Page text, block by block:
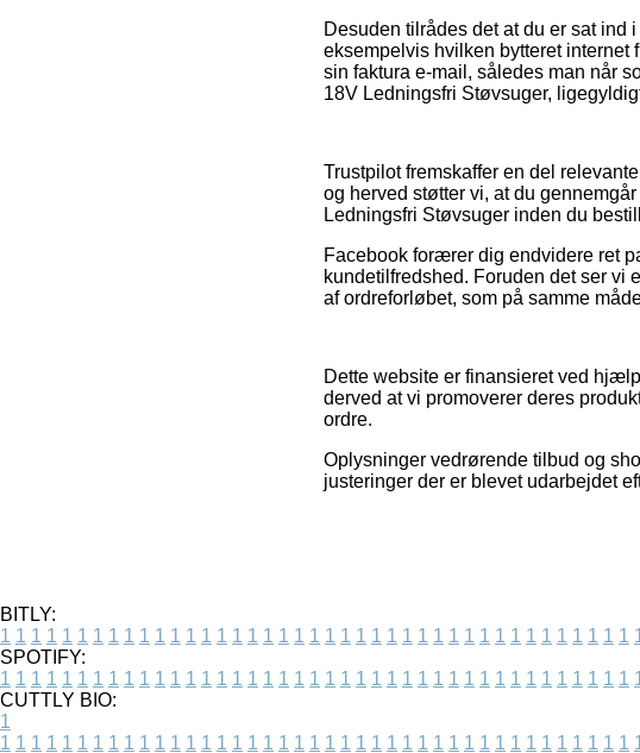
Desuden tilrådes det at du er sat ind
eksempelvis hvilken bytteret internet
sin faktura e-mail, således man når
18V Ledningsfri Støvsuger,
Trustpilot fremskaffer en del
og herved støtter vi, at du
Ledningsfri Støvsuger inden du
Facebook forærer dig endvidere ret
kundetilfredshed. Foruden det ser vi
af ordreforløbet, som på samme
Dette website er finansieret ved
derved at vi promoverer deres
ordre.
Oplysninger vedrørende tilbud og
justeringer der er blevet udarbejdet
BITLY:
1 1 1 1 1 1 1 1 1 1 1 1 1 1 1 1 1 1 1 1 1 1 1 1 1 1 1 1 1 1 1 1 1 1 1 1 1 1 1 1 1
SPOTIFY:
1 1 1 1 1 1 1 1 1 1 1 1 1 1 1 1 1 1 1 1 1 1 1 1 1 1 1 1 1 1 1 1 1 1 1 1 1 1 1 1 1
CUTTLY BIO:
1
1 1 1 1 1 1 1 1 1 1 1 1 1 1 1 1 1 1 1 1 1 1 1 1 1 1 1 1 1 1 1 1 1 1 1 1 1 1 1 1 1